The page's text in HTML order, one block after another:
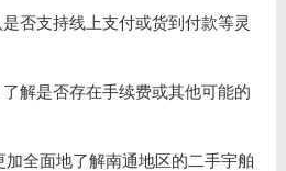
否支持线上支付或货到付款等灵
解是否存在手续费或其他可能的
全面地了解南通地区的二手宇舶